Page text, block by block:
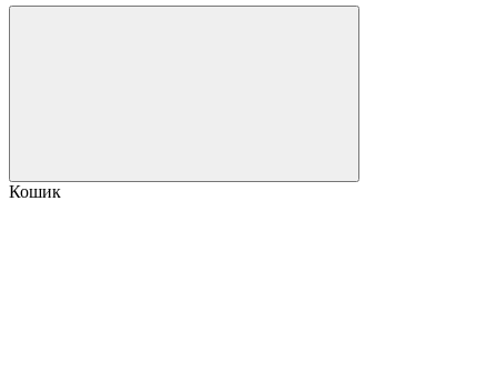
Кошик